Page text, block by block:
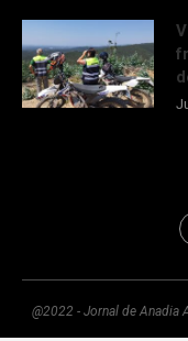
@2022 - Jornal de Anadia